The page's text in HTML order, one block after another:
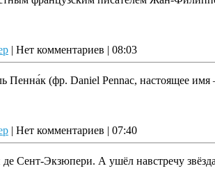
| Нет комментариев | 08:03
Пенна́к (фр. Daniel Pennac, настоящее
| Нет комментариев | 07:40
Сент-Экзюпери. А ушёл навстречу